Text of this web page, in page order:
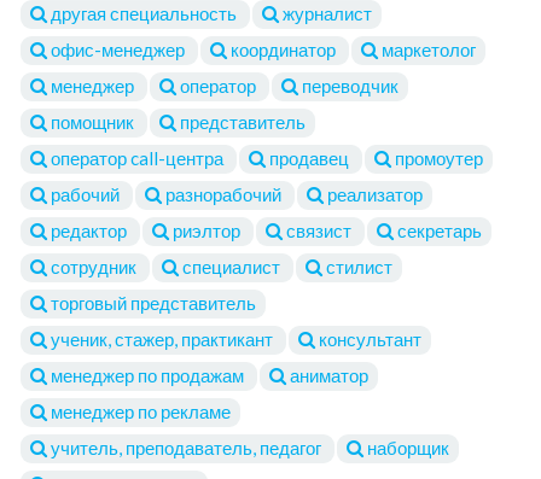
другая специальность
журналист
офис-менеджер
координатор
маркетолог
менеджер
оператор
переводчик
помощник
представитель
оператор call-центра
продавец
промоутер
рабочий
разнорабочий
реализатор
редактор
риэлтор связист
секретарь
сотрудник
специалист
стилист
торговый представитель
ученик, стажер, практикант
консультант
менеджер по продажам
аниматор
менеджер по рекламе
учитель, преподаватель, педагог
наборщик